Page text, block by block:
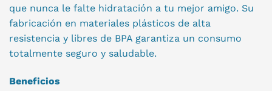
que nunca le falte hidratación a tu mejor amigo. Su
fabricación en materiales plásticos de alta
resistencia y libres de BPA garantiza un consumo
totalmente seguro y saludable.
Beneficios